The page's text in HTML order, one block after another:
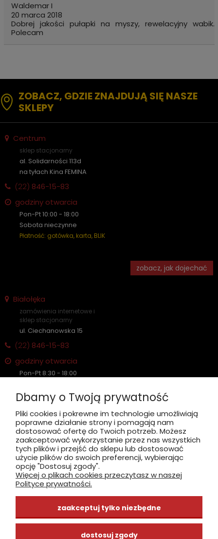
Waldemar I
20 marca 2018
Dobrej jakości pułapki na myszy, rewelacyjny wabik.
Polecam
ZOBACZ, GDZIE ZNAJDUJĄ SIĘ NASZE
SKLEPY
Centrum
sklep stacjonarny
al. Solidarności 113d
na tyłach Kina FEMINA
(22) 846-15-83
godziny otwarcia
Pon-Pt 10:00 - 18:00
Sobota nieczynne
Płatność: gotówka, karta, BLIK
zobacz, jak dojechać
Białołęka
zamówienia internetowe i
sklep stacjonarny
ul. Ciechanowska 15
(22) 846-15-83
godziny otwarcia
Pon-Pt 8:30 - 18:00
Płatność: gotówka, karta, BLIK
zobacz, jak dojechać
INFORMACJE
ZAKUPY
CENTRUM WIEDZY
Dbamy o Twoją prywatność
Pliki cookies i pokrewne im technologie umożliwiają
poprawne działanie strony i pomagają nam
dostosować ofertę do Twoich potrzeb. Możesz
zaakceptować wykorzystanie przez nas wszystkich
tych plików i przejść do sklepu lub dostosować
użycie plików do swoich preferencji, wybierając
opcję "Dostosuj zgody".
Więcej o plikach cookies przeczytasz w naszej
Polityce prywatności.
zaakceptuj tylko niezbędne
dostosuj zgody